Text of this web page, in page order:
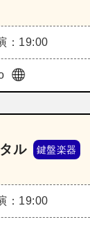
：19:00
ル 鍵盤楽器
：19:00